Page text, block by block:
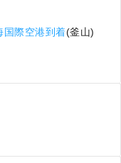
国際空港到着(釜山)